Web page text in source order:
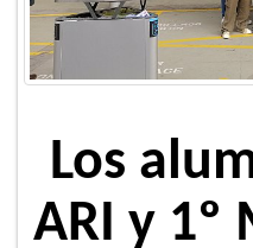
Los
ARI y 1º